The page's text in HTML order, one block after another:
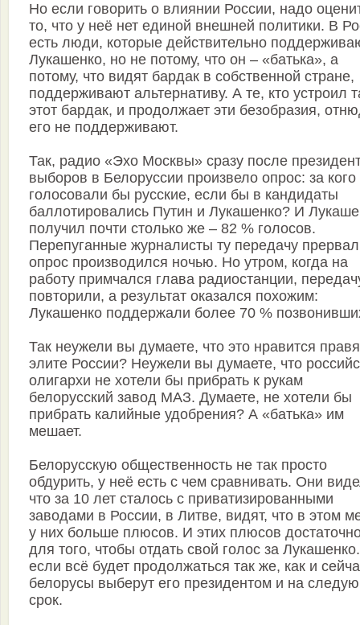
Но если говорить о влиянии России, надо
то, что у неё нет единой внешней политики. В
есть люди, которые действительно
Лукашенко, но не потому, что он – «батька», а
потому, что видят бардак в собственной стране,
поддерживают альтернативу. А те, кто устроил
этот бардак, и продолжает эти безобразия,
его не поддерживают.
Так, радио «Эхо Москвы» сразу после
выборов в Белоруссии произвело опрос: за кого
голосовали бы русские, если бы в кандидаты
баллотировались Путин и Лукашенко? И
получил почти столько же – 82 % голосов.
Перепуганные журналисты ту передачу
опрос производился ночью. Но утром, когда на
работу примчался глава радиостанции,
повторили, а результат оказался похожим:
Лукашенко поддержали более 70 %
Так неужели вы думаете, что это нравится
элите России? Неужели вы думаете, что
олигархи не хотели бы прибрать к рукам
белорусский завод МАЗ. Думаете, не хотели бы
прибрать калийные удобрения? А «батька» им
мешает.
Белорусскую общественность не так просто
обдурить, у неё есть с чем сравнивать. Они
что за 10 лет сталось с приватизированными
заводами в России, в Литве, видят, что в этом
у них больше плюсов. И этих плюсов
для того, чтобы отдать свой голос за
если всё будет продолжаться так же, как и
белорусы выберут его президентом и на
срок.